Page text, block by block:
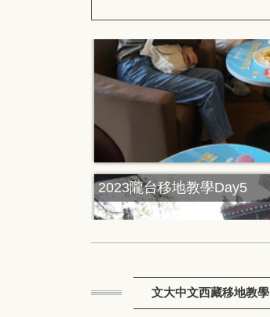
2023隴台移地教學Day5
文大中文西藏移地教學